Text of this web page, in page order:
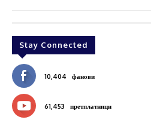
Stay Connected
10,404 фанови
61,453 претплатници